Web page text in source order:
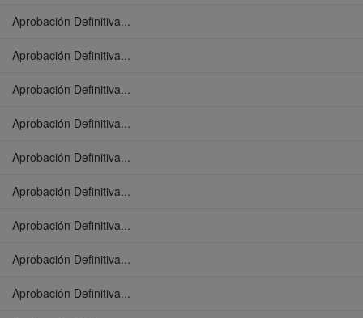
Aprobación Definitiva...
Aprobación Definitiva...
Aprobación Definitiva...
Aprobación Definitiva...
Aprobación Definitiva...
Aprobación Definitiva...
Aprobación Definitiva...
Aprobación Definitiva...
Aprobación Definitiva...